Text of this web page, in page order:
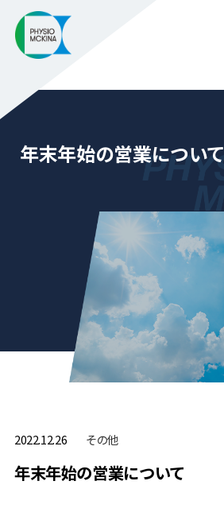
年末年始の営業について
2022.12.26 その他
年末年始の営業について